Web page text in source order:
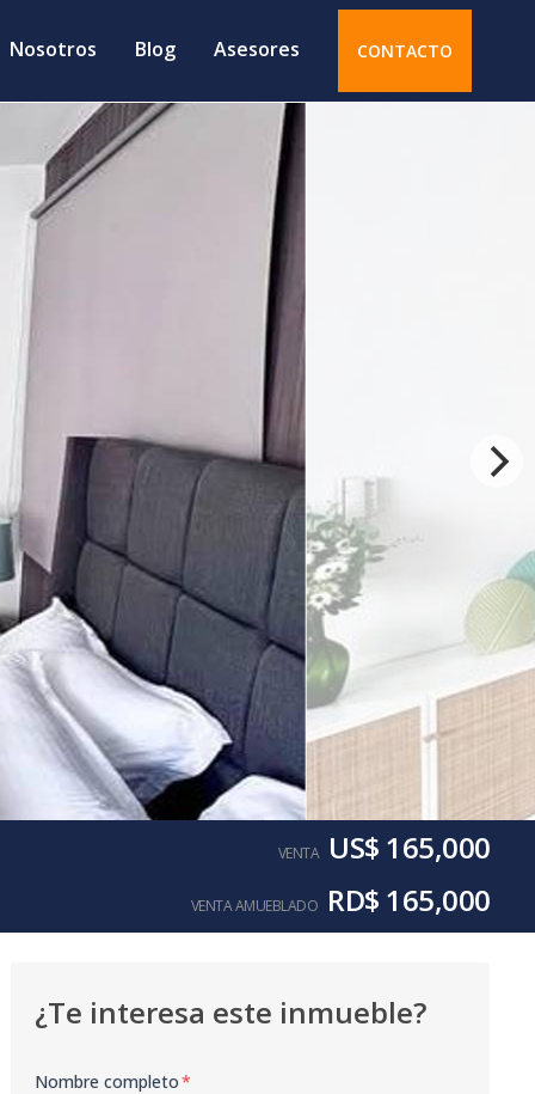
Nosotros Blog Asesores CONTACTO
VENTA US$ 165,000
VENTA AMUEBLADO RD$ 165,000
¿Te interesa este inmueble?
Nombre completo*